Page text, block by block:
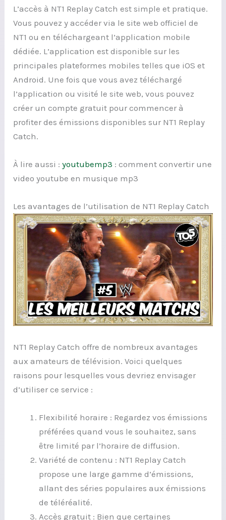
L’accès à NT1 Replay Catch est simple et pratique.
Vous pouvez y accéder via le site web officiel de
NT1 ou en téléchargeant l’application mobile
dédiée. L’application est disponible sur les
principales plateformes mobiles telles que iOS et
Android. Une fois que vous avez téléchargé
l’application ou visité le site web, vous pouvez
créer un compte gratuit pour commencer à
profiter des émissions disponibles sur NT1 Replay
Catch.
À lire aussi : youtubemp3 : comment convertir une
video youtube en musique mp3
Les avantages de l’utilisation de NT1 Replay Catch
NT1 Replay Catch offre de nombreux avantages
aux amateurs de télévision. Voici quelques
raisons pour lesquelles vous devriez envisager
d’utiliser ce service :
Flexibilité horaire : Regardez vos émissions
préférées quand vous le souhaitez, sans
être limité par l’horaire de diffusion.
Variété de contenu : NT1 Replay Catch
propose une large gamme d’émissions,
allant des séries populaires aux émissions
de téléréalité.
Accès gratuit : Bien que certaines